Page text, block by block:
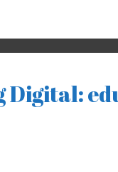
Digital: